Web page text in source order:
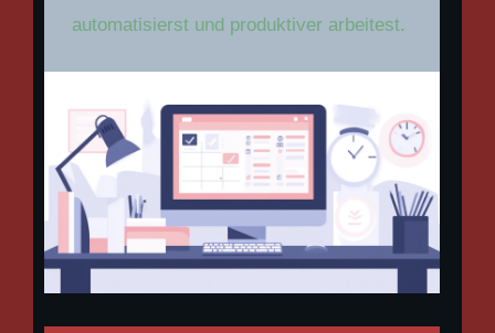
automatisierst und produktiver arbeitest.